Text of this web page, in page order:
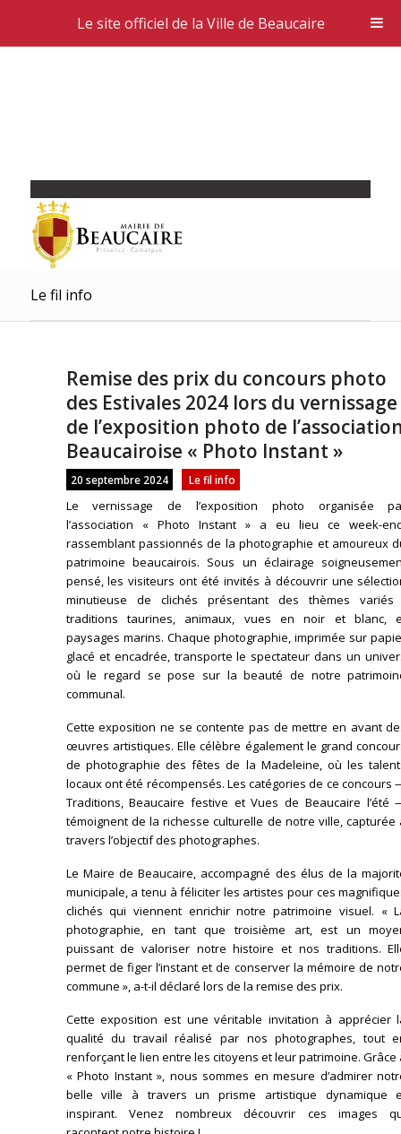
Le fil info
Remise des prix du concours photo
des Estivales 2024 lors du vernissage
de l’exposition photo de
Beaucairoise « Photo Instant »
20 septembre 2024 Le fil info
Le vernissage de l’exposition photo organisée
l’association « Photo Instant » a eu lieu ce week-
rassemblant passionnés de la photographie et amoureux
patrimoine beaucairois. Sous un éclairage
pensé, les visiteurs ont été invités à découvrir une
minutieuse de clichés présentant des thèmes
traditions taurines, animaux, vues en noir et blanc,
paysages marins. Chaque photographie, imprimée sur
glacé et encadrée, transporte le spectateur dans un
où le regard se pose sur la beauté de notre
communal.
Cette exposition ne se contente pas de mettre en avant
œuvres artistiques. Elle célèbre également le grand
de photographie des fêtes de la Madeleine, où les
locaux ont été récompensés. Les catégories de ce concours
Traditions, Beaucaire festive et Vues de Beaucaire l’été
témoignent de la richesse culturelle de notre ville, capturée
travers l’objectif des photographes.
Le Maire de Beaucaire, accompagné des élus de la
municipale, a tenu à féliciter les artistes pour ces
clichés qui viennent enrichir notre patrimoine visuel. «
photographie, en tant que troisième art, est un
puissant de valoriser notre histoire et nos traditions.
permet de figer l’instant et de conserver la mémoire de
commune », a-t-il déclaré lors de la remise des prix.
Cette exposition est une véritable invitation à apprécier
qualité du travail réalisé par nos photographes, tout
renforçant le lien entre les citoyens et leur patrimoine. Grâce
« Photo Instant », nous sommes en mesure d’admirer
belle ville à travers un prisme artistique dynamique
inspirant. Venez nombreux découvrir ces images
Le site officiel de la Ville de Beaucaire